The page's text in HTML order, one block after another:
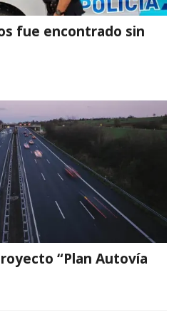
fue encontrado sin
“Plan Autovía